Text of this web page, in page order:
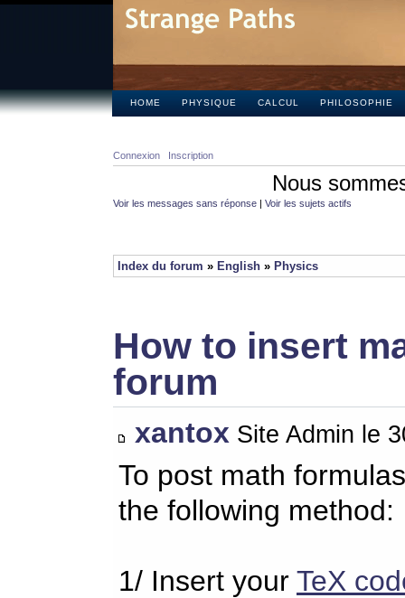
HOME PHYSIQUE CALCUL PHILOSOPHIE
Connexion Inscription
Nous
Voir les messages sans réponse | Voir les sujets actifs
Index du forum » English » Physics
How to insert
forum
xantox Site Admin le
To post math
the following method:
1/ Insert your TeX